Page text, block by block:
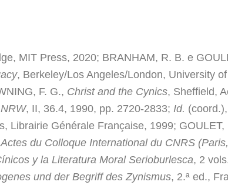
MIT Press, 2020; BRANHAM, R. B. e
, Berkeley/Los Angeles/London, University
F. G., Christ and the Cynics, Sheffield,
, II, 36.4, 1990, pp. 2720-2833; Id. (coord.),
Librairie Générale Française, 1999;
du Colloque International du CNRS
y la Literatura Moral Serioburlesca, 2
und der Begriff des Zynismus, 2.ª ed.,